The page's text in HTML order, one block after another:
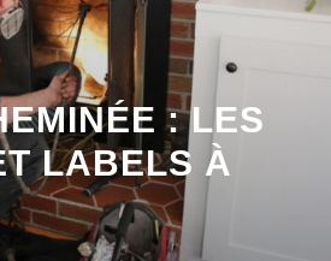
: LES
LABELS À